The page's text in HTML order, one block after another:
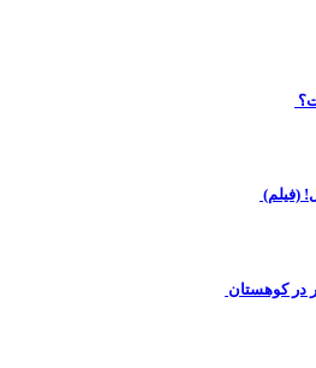
(فیلم)
در کوهستان